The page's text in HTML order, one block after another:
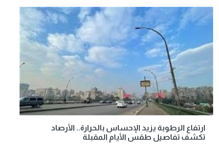
ارتفاع الرطوبة يزيد الإحساس بالحرارة.. الأرصاد
تكشف تفاصيل طقس الأيام المقبلة